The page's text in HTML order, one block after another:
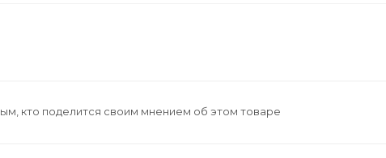
кто поделится своим мнением об этом товаре